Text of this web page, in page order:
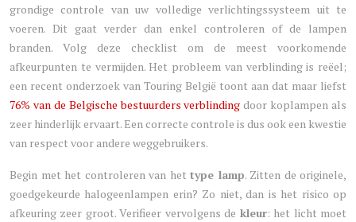
grondige controle van uw volledige verlichtingssysteem uit te
voeren. Dit gaat verder dan enkel controleren of de lampen
branden. Volg deze checklist om de meest voorkomende
afkeurpunten te vermijden. Het probleem van verblinding is reëel;
een recent onderzoek van Touring België toont aan dat maar liefst
76% van de Belgische bestuurders verblinding door koplampen als
zeer hinderlijk ervaart. Een correcte controle is dus ook een kwestie
van respect voor andere weggebruikers.
Begin met het controleren van het type lamp. Zitten de originele,
goedgekeurde halogeenlampen erin? Zo niet, dan is het risico op
afkeuring zeer groot. Verifieer vervolgens de kleur: het licht moet